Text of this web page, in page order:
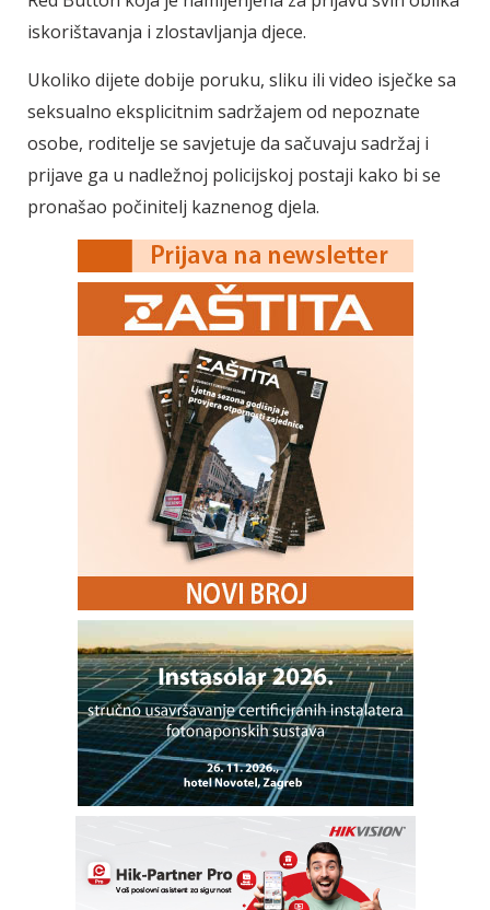
iskorištavanja i zlostavljanja djece.
Ukoliko dijete dobije poruku, sliku ili video isječke sa
seksualno eksplicitnim sadržajem od nepoznate
osobe, roditelje se savjetuje da sačuvaju sadržaj i
prijave ga u nadležnoj policijskoj postaji kako bi se
pronašao počinitelj kaznenog djela.